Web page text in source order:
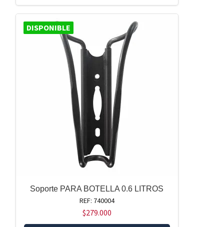
DISPONIBLE
Soporte PARA BOTELLA 0.6 LITROS
REF: 740004
$279.000